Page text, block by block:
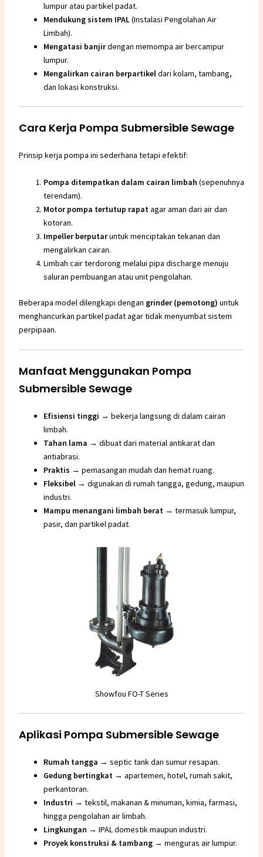
lumpur atau partikel padat.
Mendukung sistem IPAL(Instalasi Pengolahan Air
Limbah).
Mengatasi banjirdengan memompa air bercampur
lumpur.
Mengalirkan cairan berpartikeldari kolam, tambang,
dan lokasi konstruksi.
Cara Kerja Pompa Submersible Sewage
Prinsip kerja pompa ini sederhana tetapi efektif:
Pompa ditempatkan dalam cairan limbah (sepenuhnya
terendam).
Motor pompa tertutup rapat agar aman dari air dan
kotoran.
Impeller berputaruntuk menciptakan tekanan dan
mengalirkan cairan.
Limbah cair terdorong melalui pipa discharge menuju
saluran pembuangan atau unit pengolahan.
Beberapa model dilengkapi dengan grinder (pemotong) untuk
menghancurkan partikel padat agar tidak menyumbat sistem
perpipaan.
Manfaat Menggunakan Pompa
Submersible Sewage
Efisiensi tinggi → bekerja langsung di dalam cairan
limbah.
Tahan lama → dibuat dari material antikarat dan
antiabrasi.
Praktis → pemasangan mudah dan hemat ruang.
Fleksibel→ digunakan di rumah tangga, gedung, maupun
industri.
Mampu menangani limbah berat→ termasuk lumpur,
pasir, dan partikel padat.
Showfou FO-T Series
Aplikasi Pompa Submersible Sewage
Rumah tangga → septic tank dan sumur resapan.
Gedung bertingkat → apartemen, hotel, rumah sakit,
perkantoran.
Industri → tekstil, makanan & minuman, kimia, farmasi,
hingga pengolahan air limbah.
Lingkungan → IPAL domestik maupun industri.
Proyek konstruksi & tambang→ menguras air lumpur.